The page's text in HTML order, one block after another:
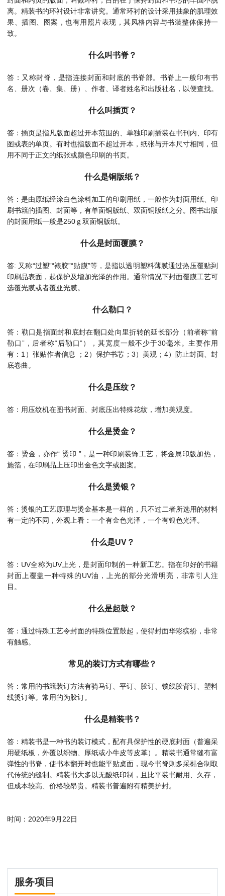
离。精装书的环衬设计非常讲究。通常环衬的设计采用抽象的肌理效
果、插图、图案，也有用照片表现，其风格内容与书装整体保持一
致。
什么叫书脊？
答：又称封脊，是指连接封面和封底的书脊部。书脊上一般印有书
名、册次（卷、集、册）、作者、译者姓名和出版社名，以便查找。
什么叫插页？
答：插页是指凡版面超过开本范围的、单独印刷插装在书刊内、印有
图或表的单页。有时也指版面不超过开本，纸张与开本尺寸相同，但
用不同于正文的纸张或颜色印刷的书页。
什么是铜版纸？
答：是由原纸经涂白色涂料加工的印刷用纸，一般作为封面用纸、印
刷书籍的插图、封面等，有单面铜版纸、双面铜版纸之分。图书出版
的封面用纸一般是250ｇ双面铜版纸。
什么是封面覆膜？
答: 又称“过塑”“裱胶”“贴膜”等，是指以透明塑料薄膜通过热压覆贴到
印刷品表面，起保护及增加光泽的作用。通常情况下封面覆膜工艺可
选覆光膜或者覆亚光膜。
什么勒口？
答：勒口是指面封和底封在翻口处向里折转的延长部分（前者称“前
勒口”，后者称“后勒口”），其宽度一般不少于30毫米。主要作用
有：1）张贴作者信息 ；2）保护书芯；3）美观；4）防止封面、封
底卷曲。
什么是压纹？
答：用压纹机在图书封面、封底压出特殊花纹，增加美观度。
什么是烫金？
答：烫金，亦作“ 烫印 ”，是一种印刷装饰工艺，将金属印版加热，
施箔，在印刷品上压印出金色文字或图案。
什么是烫银？
答：烫银的工艺原理与烫金基本是一样的，只不过二者所选用的材料
有一定的不同，外观上看：一个有金色光泽，一个有银色光泽。
什么是UV？
答：UV全称为UV上光，是封面印制的一种新工艺。指在印好的书籍
封面上覆盖一种特殊的UV油，上光的部分光滑明亮，非常引人注
目。
什么是起鼓？
答：通过特殊工艺令封面的特殊位置鼓起，使得封面华彩缤纷，非常
有触感。
常见的装订方式有哪些？
答：常用的书籍装订方法有骑马订、平订、胶订、锁线胶背订、塑料
线烫订等。常用的为胶订。
什么是精装书？
答：精装书是一种书的装订模式，配有具保护性的硬底封面（普遍采
用硬纸板，外覆以织物、厚纸或小牛皮等皮革）。精装书通常缝有富
弹性的书脊，使书本翻开时也能平贴桌面，现今书脊则多采黏合制取
代传统的缝制。精装书大多以无酸纸印制，且比平装书耐用、久存，
但成本较高、价格较昂贵。精装书普遍附有精美护封。
时间：2020年9月22日
服务项目